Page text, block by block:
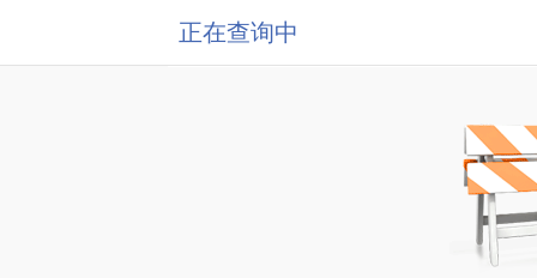
正在查询中